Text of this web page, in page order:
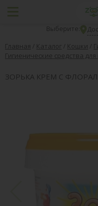
Выберите:
Главная / Каталог / Кошки /
Гигиенические средства для
ЗОРЬКА КРЕМ С